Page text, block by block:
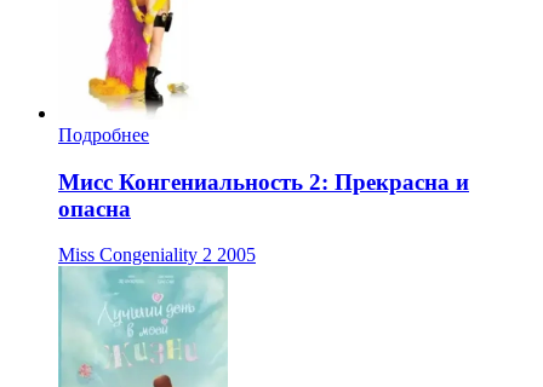
Подробнее
Мисс Конгениальность 2: Прекрасна и
опасна
Miss Congeniality 2 2005